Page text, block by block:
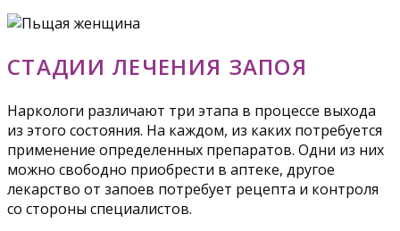
СТАДИИ ЛЕЧЕНИЯ ЗАПОЯ
Наркологи различают три этапа в процессе выхода
из этого состояния. На каждом, из каких потребуется
применение определенных препаратов. Одни из них
можно свободно приобрести в аптеке, другое
лекарство от запоев потребует рецепта и контроля
со стороны специалистов.